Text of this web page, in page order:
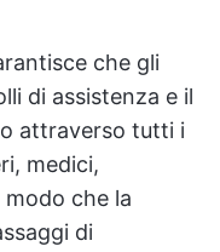
che gli
di assistenza e il
attraverso tutti i
medici,
che la
di